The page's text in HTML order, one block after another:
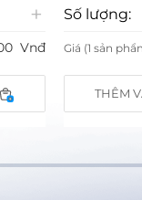
Số lượng:
-
Giá (1 sản phẩm)
THÊM VÀO